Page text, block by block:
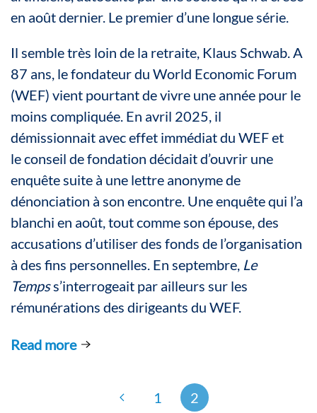
en août dernier. Le premier d’une longue série.
Il semble très loin de la retraite, Klaus Schwab. A
87 ans, le fondateur du World Economic Forum
(WEF) vient pourtant de vivre une année pour le
moins compliquée. En avril 2025, il
démissionnait avec effet immédiat du WEF et
le conseil de fondation décidait d’ouvrir une
enquête suite à une lettre anonyme de
dénonciation à son encontre. Une enquête qui l’a
blanchi en août, tout comme son épouse, des
accusations d’utiliser des fonds de l’organisation
à des fins personnelles. En septembre, Le
Tempss’interrogeait par ailleurs sur les
rémunérations des dirigeants du WEF.
Read more
1 2